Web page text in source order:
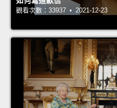
觀看次數：33937 • 2021-12-23